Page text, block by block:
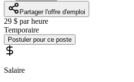
Partager l'offre d'emploi
29 $ par heure
Temporaire
Postuler pour ce poste
Salaire